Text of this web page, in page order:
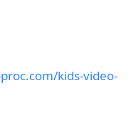
kids-video-